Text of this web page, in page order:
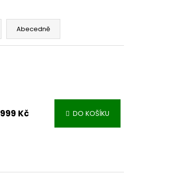
Abecedně
999 Kč DO KOŠÍKU